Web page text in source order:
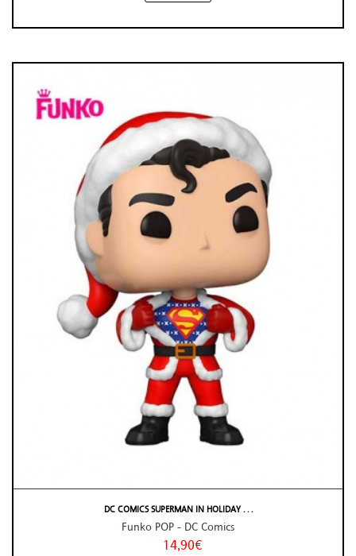
DC COMICS SUPERMAN IN HOLIDAY . . .
Funko POP - DC Comics
14,90€